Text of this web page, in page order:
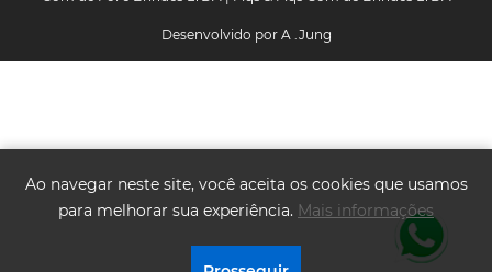
Ao navegar neste site, você aceita os cookies que usamos
para melhorar sua experiência. Mais informações
Desenvolvido por A .Jung